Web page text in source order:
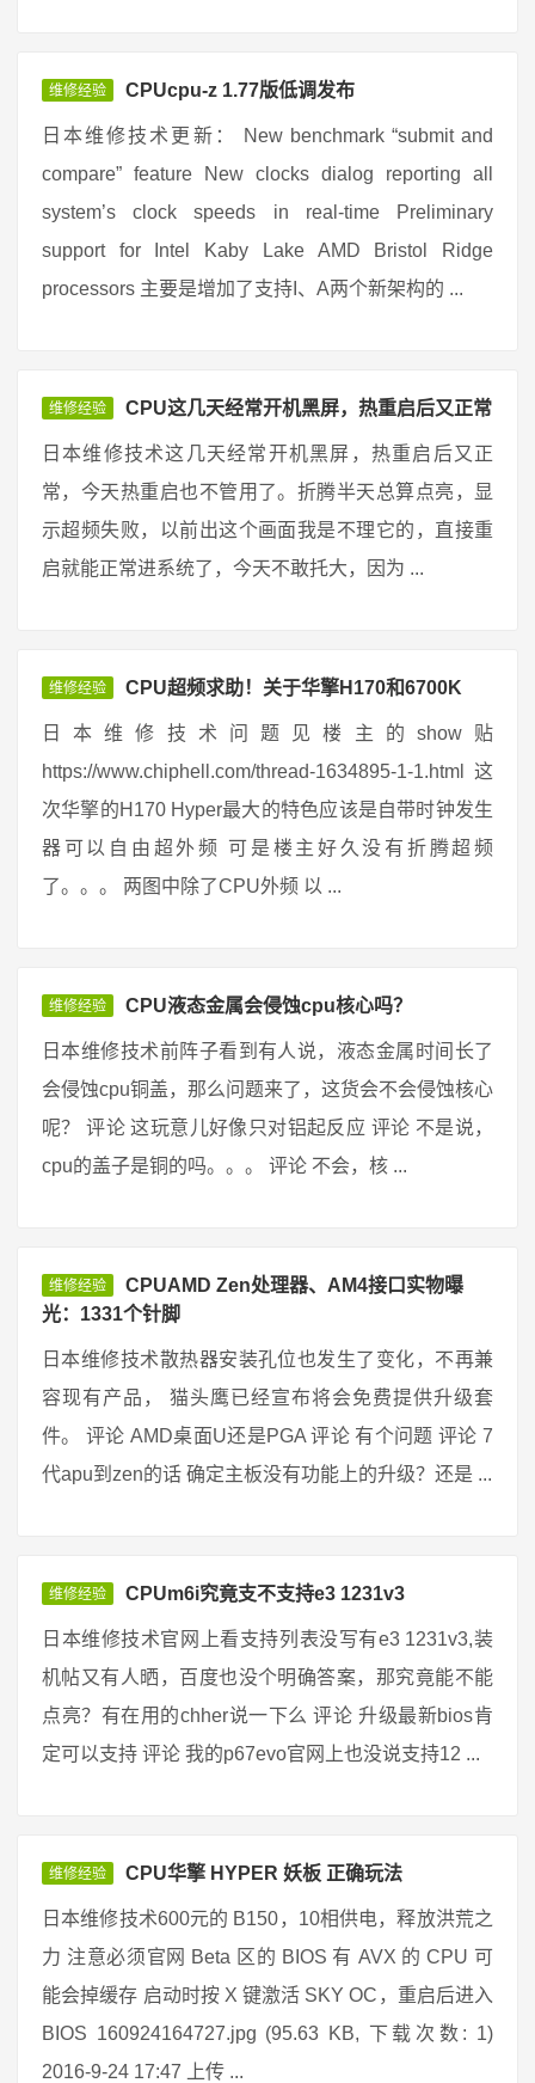
维修经验 CPUcpu-z 1.77版低调发布
日本维修技术更新： New benchmark “submit and
compare” feature New clocks dialog reporting all
system’s clock speeds in real-time Preliminary
support for Intel Kaby Lake AMD Bristol Ridge
processors 主要是增加了支持I、A两个新架构的 ...
维修经验 CPU这几天经常开机黑屏，热重启后又正常
日本维修技术这几天经常开机黑屏，热重启后又正
常，今天热重启也不管用了。折腾半天总算点亮，显
示超频失败，以前出这个画面我是不理它的，直接重
启就能正常进系统了，今天不敢托大，因为 ...
维修经验 CPU超频求助！关于华擎H170和6700K
日本维修技术问题见楼主的show贴
https://www.chiphell.com/thread-1634895-1-1.html 这
次华擎的H170 Hyper最大的特色应该是自带时钟发生
器可以自由超外频 可是楼主好久没有折腾超频
了。。。 两图中除了CPU外频 以 ...
维修经验 CPU液态金属会侵蚀cpu核心吗？
日本维修技术前阵子看到有人说，液态金属时间长了
会侵蚀cpu铜盖，那么问题来了，这货会不会侵蚀核心
呢？ 评论 这玩意儿好像只对铝起反应 评论 不是说，
cpu的盖子是铜的吗。。。 评论 不会，核 ...
维修经验
CPUAMD Zen处理器、AM4接口实物曝
光：1331个针脚
日本维修技术散热器安装孔位也发生了变化，不再兼
容现有产品， 猫头鹰已经宣布将会免费提供升级套
件。 评论 AMD桌面U还是PGA 评论 有个问题 评论 7
代apu到zen的话 确定主板没有功能上的升级？还是 ...
维修经验 CPUm6i究竟支不支持e3 1231v3
日本维修技术官网上看支持列表没写有e3 1231v3,装
机帖又有人晒，百度也没个明确答案，那究竟能不能
点亮？有在用的chher说一下么 评论 升级最新bios肯
定可以支持 评论 我的p67evo官网上也没说支持12 ...
维修经验 CPU华擎 HYPER 妖板 正确玩法
日本维修技术600元的 B150，10相供电，释放洪荒之
力 注意必须官网 Beta 区的 BIOS 有 AVX 的 CPU 可
能会掉缓存 启动时按 X 键激活 SKY OC，重启后进入
BIOS 160924164727.jpg (95.63 KB, 下载次数: 1)
2016-9-24 17:47 上传 ...